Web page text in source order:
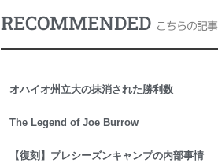
RECOMMENDED こちらの記
オハイオ州立大の抹消された勝利数
The Legend of Joe Burrow
【復刻】プレシーズンキャンプの内部事情